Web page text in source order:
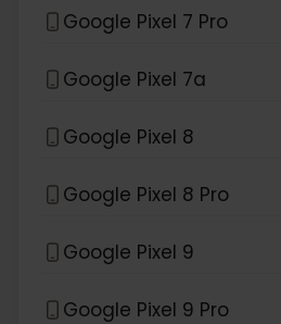
Google Pixel 7 Pro
Google Pixel 7a
Google Pixel 8
Google Pixel 8 Pro
Google Pixel 9
Google Pixel 9 Pro